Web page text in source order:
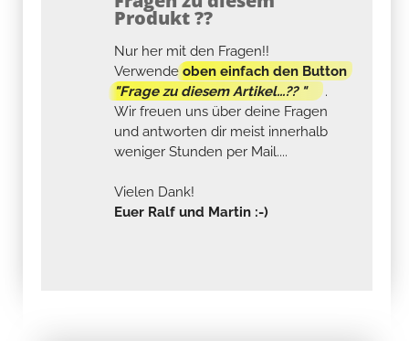
Produkt ??
Nur her mit den Fragen!!
Verwendeoben einfach den Button
"Frage zu diesem Artikel...?? "
.
Wir freuen uns über deine Fragen
und antworten dir meist innerhalb
weniger Stunden per Mail....
Vielen Dank!
Euer Ralf und Martin :-)